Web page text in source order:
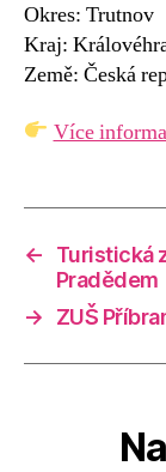
Okres: Trutnov
Kraj:
Země: Česká
Více
←
Turistická
Pradědem
→
ZUŠ